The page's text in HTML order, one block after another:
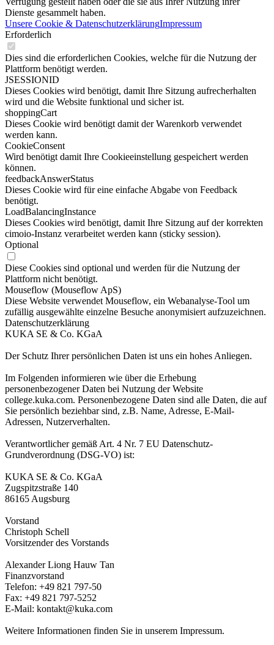
Dienste gesammelt haben.
Unsere Cookie & DatenschutzerklärungImpressum
Erforderlich
Dies sind die erforderlichen Cookies, welche für die Nutzung der
Plattform benötigt werden.
JSESSIONID
Dieses Cookies wird benötigt, damit Ihre Sitzung aufrecherhalten
wird und die Website funktional und sicher ist.
shoppingCart
Dieses Cookie wird benötigt damit der Warenkorb verwendet
werden kann.
CookieConsent
Wird benötigt damit Ihre Cookieeinstellung gespeichert werden
können.
feedbackAnswerStatus
Dieses Cookie wird für eine einfache Abgabe von Feedback
benötigt.
LoadBalancingInstance
Dieses Cookies wird benötigt, damit Ihre Sitzung auf der korrekten
cimoio-Instanz verarbeitet werden kann (sticky session).
Optional
Diese Cookies sind optional und werden für die Nutzung der
Plattform nicht benötigt.
Mouseflow (Mouseflow ApS)
Diese Website verwendet Mouseflow, ein Webanalyse-Tool um
zufällig ausgewählte einzelne Besuche anonymisiert aufzuzeichnen.
Datenschutzerklärung
KUKA SE & Co. KGaA
Der Schutz Ihrer persönlichen Daten ist uns ein hohes Anliegen.
Im Folgenden informieren wie über die Erhebung
personenbezogener Daten bei Nutzung der Website
college.kuka.com. Personenbezogene Daten sind alle Daten, die auf
Sie persönlich beziehbar sind, z.B. Name, Adresse, E-Mail-
Adressen, Nutzerverhalten.
Verantwortlicher gemäß Art. 4 Nr. 7 EU Datenschutz-
Grundverordnung (DSG-VO) ist:
KUKA SE & Co. KGaA
Zugspitzstraße 140
86165 Augsburg
Vorstand
Christoph Schell
Vorsitzender des Vorstands
Alexander Liong Hauw Tan
Finanzvorstand
Telefon: +49 821 797-50
Fax: +49 821 797-5252
E-Mail: kontakt@kuka.com
Weitere Informationen finden Sie in unserem Impressum.